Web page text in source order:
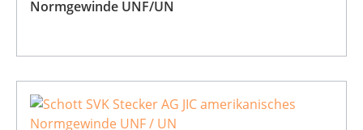
Normgewinde UNF/UN